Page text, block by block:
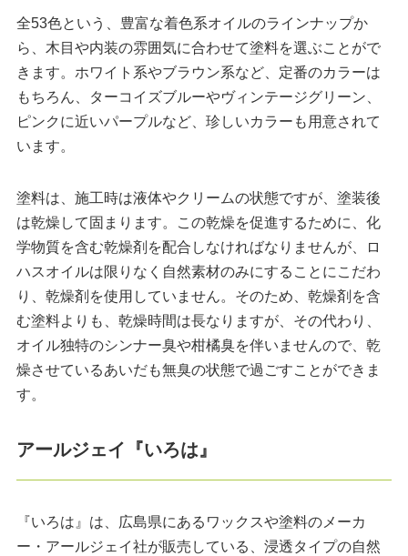
全53色という、豊富な着色系オイルのラインナップか
ら、木目や内装の雰囲気に合わせて塗料を選ぶことがで
きます。ホワイト系やブラウン系など、定番のカラーは
もちろん、ターコイズブルーやヴィンテージグリーン、
ピンクに近いパープルなど、珍しいカラーも用意されて
います。
塗料は、施工時は液体やクリームの状態ですが、塗装後
は乾燥して固まります。この乾燥を促進するために、化
学物質を含む乾燥剤を配合しなければなりませんが、ロ
ハスオイルは限りなく自然素材のみにすることにこだわ
り、乾燥剤を使用していません。そのため、乾燥剤を含
む塗料よりも、乾燥時間は長なりますが、その代わり、
オイル独特のシンナー臭や柑橘臭を伴いませんので、乾
燥させているあいだも無臭の状態で過ごすことができま
す。
アールジェイ『いろは』
『いろは』は、広島県にあるワックスや塗料のメーカ
ー・アールジェイ社が販売している、浸透タイプの自然